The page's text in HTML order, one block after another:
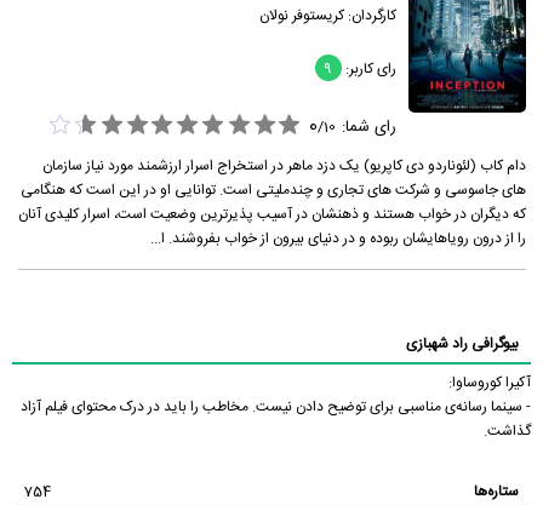
کارگردان:کریستوفر نولان
رای کاربر: 9
رای شما: 0/10
دام کاب (لئوناردو دی کاپریو) یک دزد ماهر در استخراج اسرار ارزشمند مورد نیاز سازمان
های جاسوسی و شرکت های تجاری و چندملیتی است. توانایی او در این است که هنگامی
که دیگران در خواب هستند و ذهنشان در آسیب پذیرترین وضعیت است، اسرار کلیدی آنان
را از درون رویاهایشان ربوده و در دنیای بیرون از خواب بفروشند. ا...
بیوگرافی راد شهبازی
آکیرا کوروساوا:
- سینما رسانه‌ی مناسبی برای توضیح دادن نیست. مخاطب را باید در درک محتوای فیلم آزاد
گذاشت.
ستاره‌ها 754